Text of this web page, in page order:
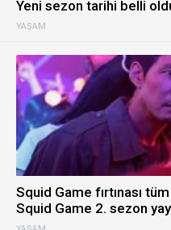
YAŞAM
Yeni sezon tarihi belli
Squid Game fırtınası
Squid Game 2. sezon